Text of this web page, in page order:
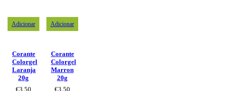
Adicionar
Corante
Colorgel
Laranja
20g
€3.50
Adicionar
Corante
Colorgel
Marron
20g
€3.50